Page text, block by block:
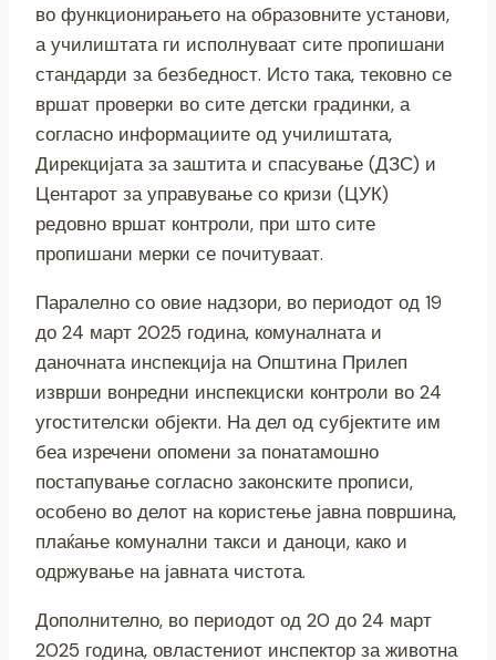
во функционирањето на образовните установи,
а училиштата ги исполнуваат сите пропишани
стандарди за безбедност. Исто така, тековно се
вршат проверки во сите детски градинки, а
согласно информациите од училиштата,
Дирекцијата за заштита и спасување (ДЗС) и
Центарот за управување со кризи (ЦУК)
редовно вршат контроли, при што сите
пропишани мерки се почитуваат.
Паралелно со овие надзори, во периодот од 19
до 24 март 2025 година, комуналната и
даночната инспекција на Општина Прилеп
изврши вонредни инспекциски контроли во 24
угостителски објекти. На дел од субјектите им
беа изречени опомени за понатамошно
постапување согласно законските прописи,
особено во делот на користење јавна површина,
плаќање комунални такси и даноци, како и
одржување на јавната чистота.
Дополнително, во периодот од 20 до 24 март
2025 година, овластениот инспектор за животна